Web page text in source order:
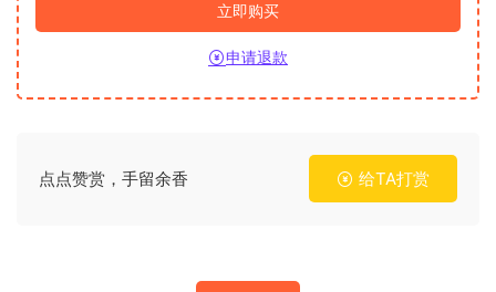
立即购买
申请退款
点点赞赏，手留余香 给TA打赏